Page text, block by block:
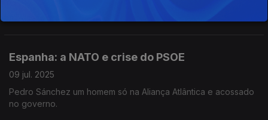
Espanha: a NATO e crise do PSOE
09 jul. 2025
Pedro Sánchez um homem só na Aliança Atlântica e acossado
no governo.